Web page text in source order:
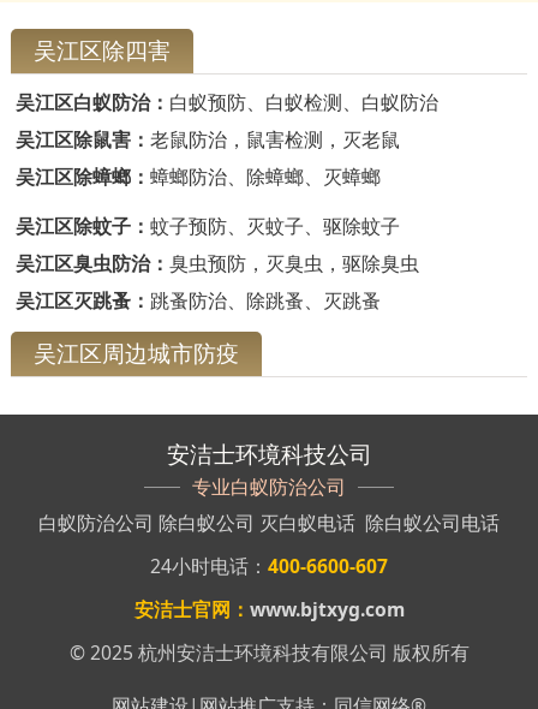
吴江区除四害
吴江区白蚁防治： 白蚁预防、白蚁检测、白蚁防治
吴江区除鼠害： 老鼠防治，鼠害检测，灭老鼠
吴江区除蟑螂： 蟑螂防治、除蟑螂、灭蟑螂
吴江区除蚊子： 蚊子预防、灭蚊子、驱除蚊子
吴江区臭虫防治： 臭虫预防，灭臭虫，驱除臭虫
吴江区灭跳蚤： 跳蚤防治、除跳蚤、灭跳蚤
吴江区周边城市防疫
安洁士环境科技公司
专业白蚁防治公司
白蚁防治公司 除白蚁公司 灭白蚁电话 除白蚁公司电话
24小时电话： 400-6600-607
安洁士官网： www.bjtxyg.com
© 2025 杭州安洁士环境科技有限公司 版权所有